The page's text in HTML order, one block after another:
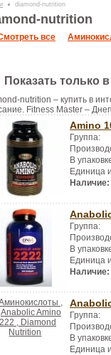
diamond-nutrition
nutrition
все
Показать только
nutrition – купить в
Fitness Master –
Amino
Группа:
В
Единица
Наличие:
Группа:
В
Единица
Наличие:
Группа:
В
Единица